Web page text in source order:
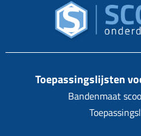
Toepassingslijsten
Bandenmaat